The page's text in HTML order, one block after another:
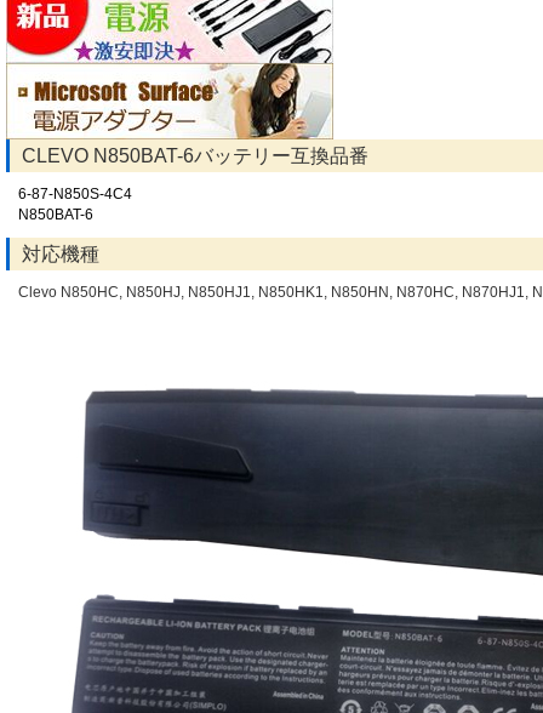
CLEVO N850BAT-6バッテリー互換品番
6-87-N850S-4C4
N850BAT-6
対応機種
Clevo N850HC, N850HJ, N850HJ1, N850HK1, N850HN, N870HC, N870HJ1,